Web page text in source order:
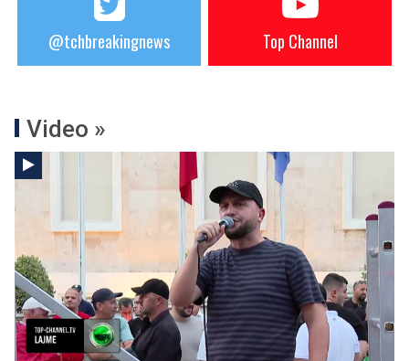
@tchbreakingnews Top Channel
Video »